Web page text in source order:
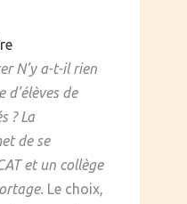
N’y a-t-il rien
de
? La
de se
et un collège
Le choix,